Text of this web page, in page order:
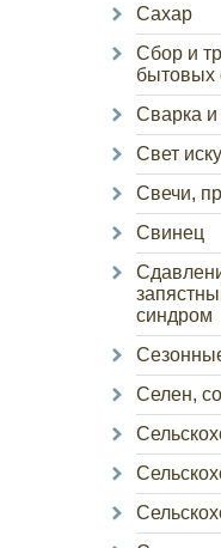
Сахар
Сбор и
бытовых
Сварка и
Свет
Свечи,
Свинец
синдром
Селен,